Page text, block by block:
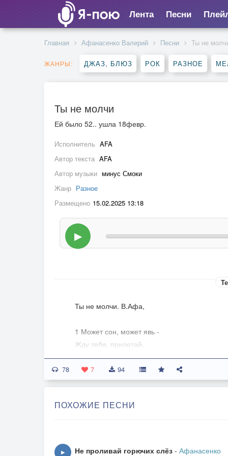
Лента Песни
Главная Афанасенко Валерий Песни Ты не
ЖАНРЫ: ДЖАЗ, БЛЮЗ РОК РАЗНОЕ
Ты не молчи
Ей было 52.. ушла 18февр.
Исполнитель AFA
Автор текста AFA
Автор музыки минус Смоки
Жанр Разное
Размещено 15.02.2025 13:18
▶
Ты не молчи. В.Афа,
1 Может сон, может явь -
Жду тебя, прилетай,
Дождь со льдом, мокрый снег –
Лишь ускорят побег.
Наше время прошло.
78 7 94
ПОХОЖИЕ ПЕСНИ
▶ Не проливай горючих слёз - Афанасенко